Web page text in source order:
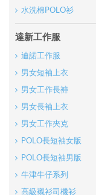
水洗棉POLO衫
達新工作服
迪諾工作服
男女短袖上衣
男女工作長褲
男女長袖上衣
男女工作夾克
POLO長短袖女版
POLO長短袖男版
牛津牛仔系列
高級襯衫司機衫